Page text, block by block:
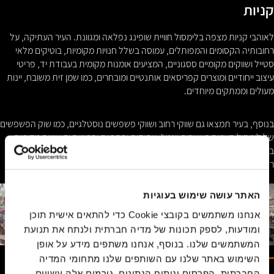
האתר עושה שימוש בעוגיות
אנחנו משתמשים בקובצי Cookie כדי להתאים אישית תוכן
ומודעות, לספק תכונות של מדיה חברתית ולנתח את תנועת
המשתמשים שלנו. בנוסף, אנחנו משתפים מידע על אופן
השימוש באתר שלנו עם השותפים שלנו מתחומי המדיה
קניות
לאוהבי קניות מצפה בלימסול חוויית שופינג נפלאה ומגוונת. העיר העתיקה, על
רחובותיה הקסומים והמפותלים, עמוסה בשלל חנויות מקומיות, בוטיקים מלאי
סטייל ושווקים מקומיים ססגוניים, המציעים אומנות מקומית בעבודת יד, פריטי
עיצוב ייחודיים ומוצרים קפריסאים אותנטיים ומובחרים, כמו שמן זית משובח, יינות
מעולים וממתקים מיוחדים.
בנוסף, בעיר תמצאו גם שווקי רחוב ושווקי פשפשים נוסטלגיים, כמו שוק הפשפשים
של לימסול העמוס באוצרות וינטג', עתיקות יפהפיות ופריטים יד שנייה מקוריים.
בעיר גם פועלים מרכזי קניות מודרניים, כמו MyMall Limassol, שם תמצאו מגוון
רחב של מותגים בינלאומיים, בוטיקי אופנה נוצצים וחנויות מיוחדות.